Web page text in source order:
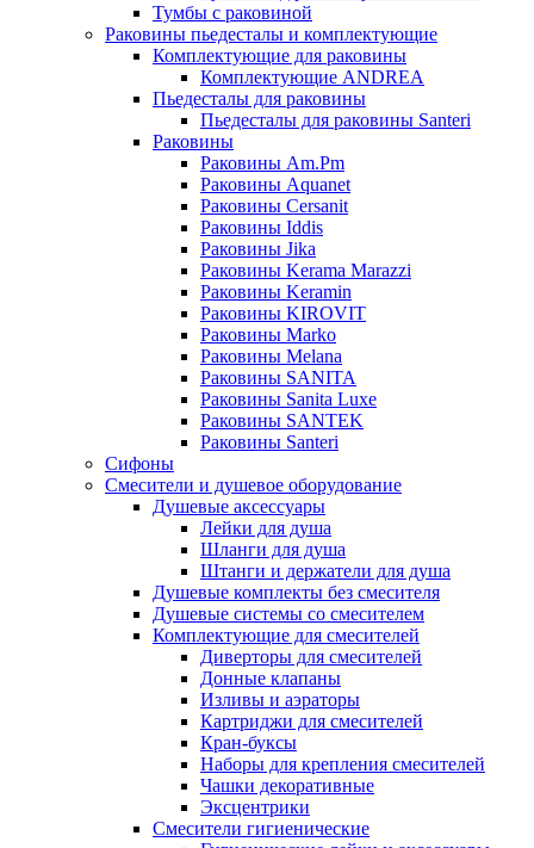
Тумбы с раковиной
Раковины пьедесталы и комплектующие
Комплектующие для раковины
Комплектующие ANDREA
Пьедесталы для раковины
Пьедесталы для раковины Santeri
Раковины
Раковины Am.Pm
Раковины Aquanet
Раковины Cersanit
Раковины Iddis
Раковины Jika
Раковины Kerama Marazzi
Раковины Keramin
Раковины KIROVIT
Раковины Marko
Раковины Melana
Раковины SANITA
Раковины Sanita Luxe
Раковины SANTEK
Раковины Santeri
Сифоны
Смесители и душевое оборудование
Душевые аксессуары
Лейки для душа
Шланги для душа
Штанги и держатели для душа
Душевые комплекты без смесителя
Душевые системы со смесителем
Комплектующие для смесителей
Диверторы для смесителей
Донные клапаны
Изливы и аэраторы
Картриджи для смесителей
Кран-буксы
Наборы для крепления смесителей
Чашки декоративные
Эксцентрики
Смесители гигиенические